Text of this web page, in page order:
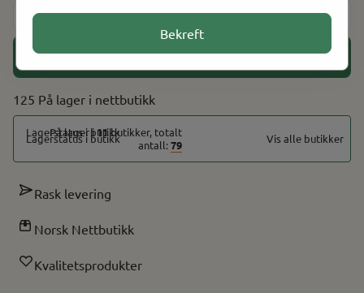
Bekreft
- +
Legg i handlekurv
125 På lager
På lager i11butikker, totalt
antall:79 Vis alle butikker
Rask levering
Norsk Nettbutikk
Kvalitetsprodukter